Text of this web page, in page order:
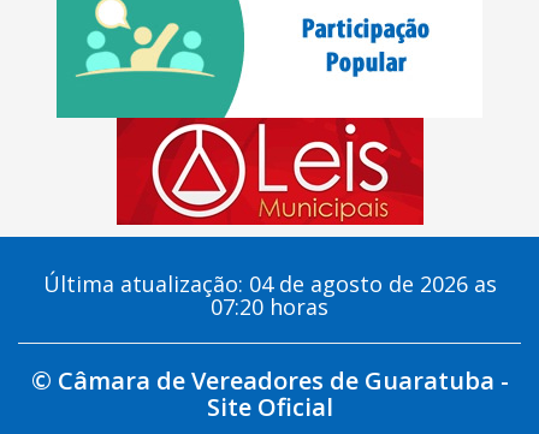
Última atualização: 04 de agosto de 2026 as
07:20 horas
© Câmara de Vereadores de Guaratuba -
Site Oficial